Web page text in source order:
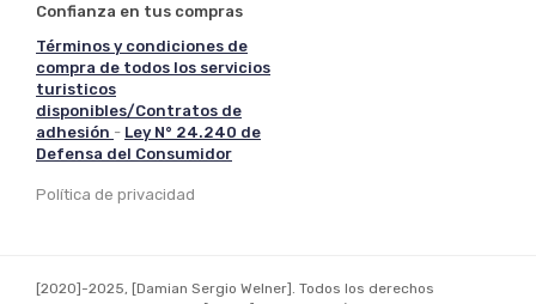
Confianza en tus compras
Términos y condiciones de
compra de todos los servicios
turisticos
disponibles/Contratos de
adhesión - Ley N° 24.240 de
Defensa del Consumidor
Política de privacidad
[2020]-2025, [Damian Sergio Welner]. Todos los derechos